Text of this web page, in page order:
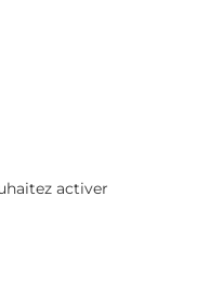
activer
D4 AdBlue 190 ch
c5n51n1f
FRAIS DE REMISE EN